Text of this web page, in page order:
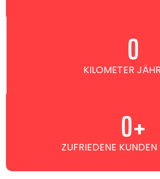
KILOMETER
0
ZUFRIEDENE 0+